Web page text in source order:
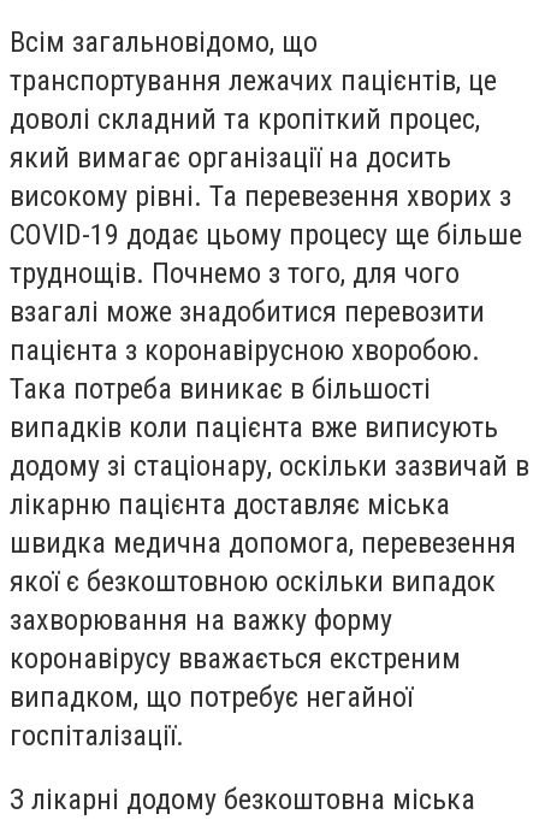
Всім загальновідомо, що
транспортування лежачих пацієнтів, це
доволі складний та кропіткий процес,
який вимагає організації на досить
високому рівні. Та перевезення хворих з
COVID-19 додає цьому процесу ще більше
труднощів. Почнемо з того, для чого
взагалі може знадобитися перевозити
пацієнта з коронавірусною хворобою.
Така потреба виникає в більшості
випадків коли пацієнта вже виписують
додому зі стаціонару, оскільки зазвичай в
лікарню пацієнта доставляє міська
швидка медична допомога, перевезення
якої є безкоштовною оскільки випадок
захворювання на важку форму
коронавірусу вважається екстреним
випадком, що потребує негайної
госпіталізації.
З лікарні додому безкоштовна міська